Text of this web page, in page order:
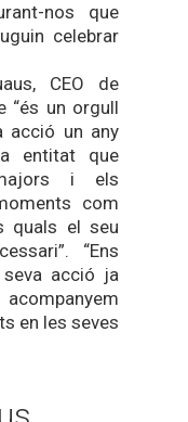
nos que
celebrar
CEO de
“és un orgull
acció un any
entitat que
i els
com
quals el seu
“Ens
acció ja
en les seves